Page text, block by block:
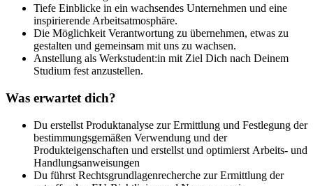
Tiefe Einblicke in ein wachsendes Unternehmen und eine
inspirierende Arbeitsatmosphäre.
Die Möglichkeit Verantwortung zu übernehmen, etwas zu
gestalten und gemeinsam mit uns zu wachsen.
Anstellung als Werkstudent:in mit Ziel Dich nach Deinem
Studium fest anzustellen.
Was erwartet dich?
Du erstellst Produktanalyse zur Ermittlung und Festlegung der
bestimmungsgemäßen Verwendung und der
Produkteigenschaften und erstellst und optimierst Arbeits- und
Handlungsanweisungen
Du führst Rechtsgrundlagenrecherche zur Ermittlung der